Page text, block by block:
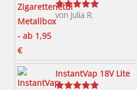
Bewertet
mit
von Julia R.
InstantVap 18V Lite